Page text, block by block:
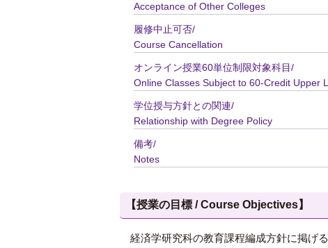
Acceptance of Other Colleges
履修中止可否/
Course Cancellation
オンライン授業60単位制限対象科目/
Online Classes Subject to 60-Credit Upper
学位授与方針との関連/
Relationship with Degree Policy
備考/
Notes
【授業の目標 / Course Objectives】
経済学研究科の教育課程編成方針に掲げ